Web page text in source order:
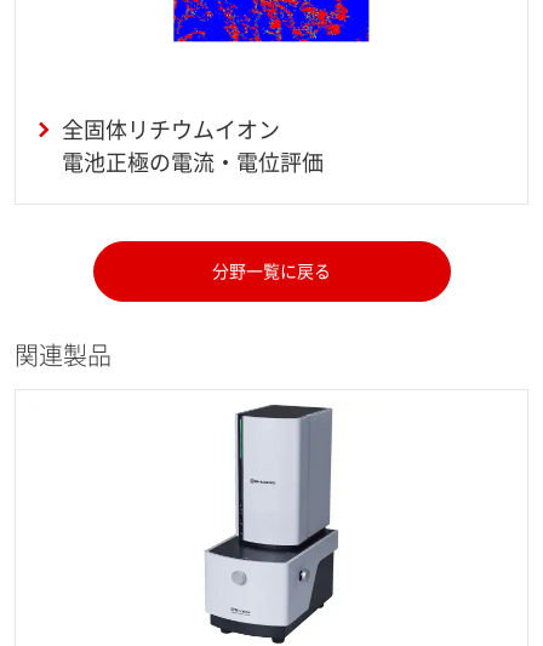
全固体リチウムイオン
電池正極の電流・電位評価
分野一覧に戻る
関連製品